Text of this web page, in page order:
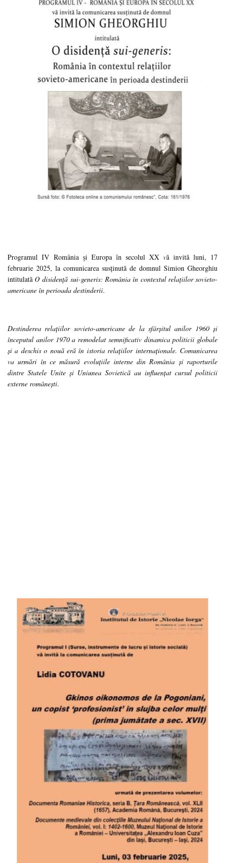
Programul IV România și Europa în secolul XX vă invită luni, 17
februarie 2025, la comunicarea susținută de domnul Simion Gheorghiu
intitulatăO disidență sui-generis: România în contextul relațiilor sovieto-
americane în perioada destinderii.
Destinderea relațiilor sovieto-americane de la sfârșitul anilor 1960 și
începutul anilor 1970 a remodelat semnificativ dinamica politicii globale
și a deschis o nouă eră în istoria relațiilor internaționale. Comunicarea
va urmări în ce măsură evoluțiile interne din România și raporturile
dintre Statele Unite și Uniunea Sovietică au influențat cursul politicii
externe românești.